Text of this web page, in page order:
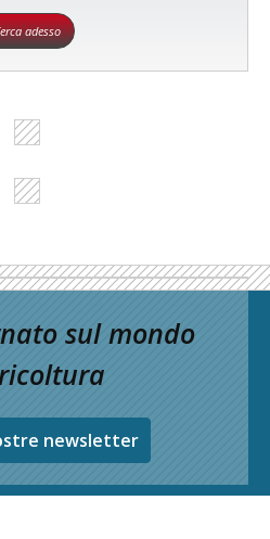
adesso
sul mondo
newsletter